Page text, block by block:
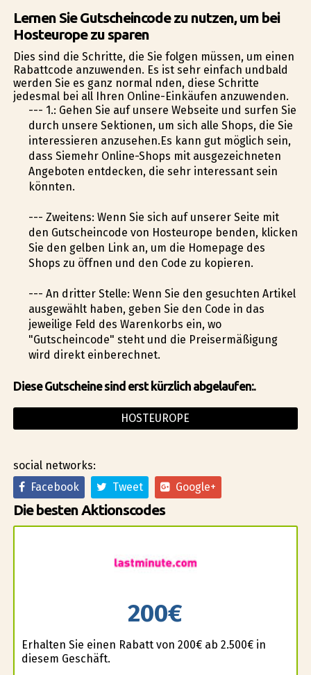
Lernen Sie Gutscheincode zu nutzen, um bei
Hosteurope zu sparen
Dies sind die Schritte, die Sie folgen müssen, um einen
Rabattcode anzuwenden. Es ist sehr einfach undbald
werden Sie es ganz normal finden, diese Schritte
jedesmal bei all Ihren Online-Einkäufen anzuwenden.
--- 1.: Gehen Sie auf unsere Webseite und surfen Sie
durch unsere Sektionen, um sich alle Shops, die Sie
interessieren anzusehen.Es kann gut möglich sein,
dass Siemehr Online-Shops mit ausgezeichneten
Angeboten entdecken, die sehr interessant sein
könnten.
--- Zweitens: Wenn Sie sich auf unserer Seite mit
den Gutscheincode von Hosteurope befinden, klicken
Sie den gelben Link an, um die Homepage des
Shops zu öffnen und den Code zu kopieren.
--- An dritter Stelle: Wenn Sie den gesuchten Artikel
ausgewählt haben, geben Sie den Code in das
jeweilige Feld des Warenkorbs ein, wo
"Gutscheincode" steht und die Preisermäßigung
wird direkt einberechnet.
Diese Gutscheine sind erst kürzlich abgelaufen:.
HOSTEUROPE
social networks:
Facebook
Tweet Google+
Die besten Aktionscodes
200€
Erhalten Sie einen Rabatt von 200€ ab 2.500€ in
diesem Geschäft.